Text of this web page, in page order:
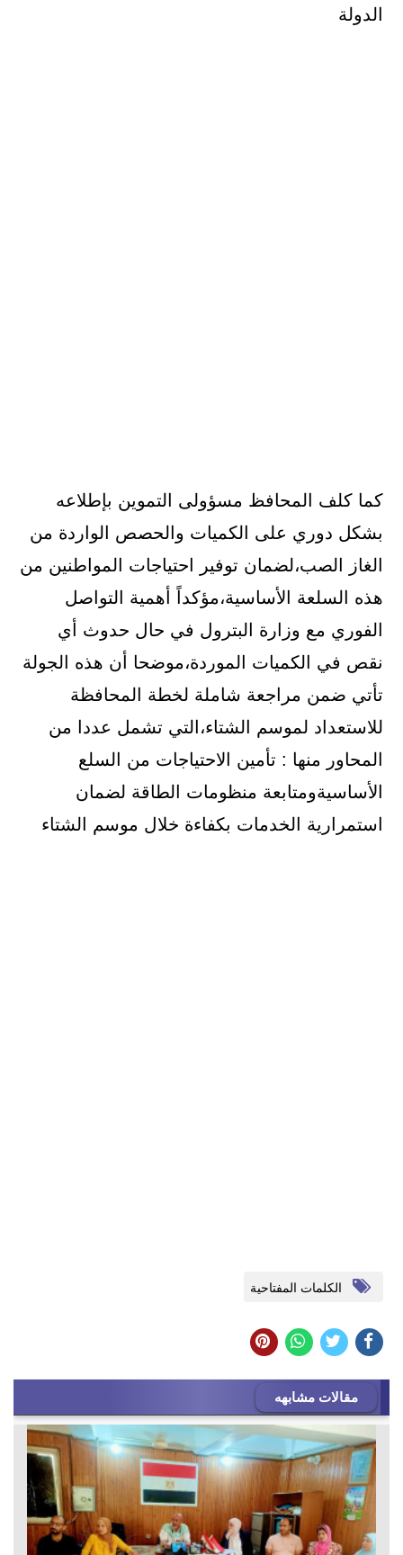
الدولة
كما كلف المحافظ مسؤولى التموين بإطلاعه
بشكل دوري على الكميات والحصص الواردة من
الغاز الصب،لضمان توفير احتياجات المواطنين من
هذه السلعة الأساسية،مؤكداً أهمية التواصل
الفوري مع وزارة البترول في حال حدوث أي
نقص في الكميات الموردة،موضحا أن هذه الجولة
تأتي ضمن مراجعة شاملة لخطة المحافظة
للاستعداد لموسم الشتاء،التي تشمل عددا من
المحاور منها : تأمين الاحتياجات من السلع
الأساسيةومتابعة منظومات الطاقة لضمان
استمرارية الخدمات بكفاءة خلال موسم الشتاء
الكلمات المفتاحية
مقالات مشابهه